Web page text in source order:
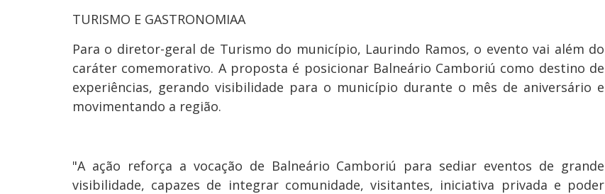
TURISMO E GASTRONOMIAA
Para o diretor-geral de Turismo do município, Laurindo Ramos, o evento vai além do
caráter comemorativo. A proposta é posicionar Balneário Camboriú como destino de
experiências, gerando visibilidade para o município durante o mês de aniversário e
movimentando a região.
"A ação reforça a vocação de Balneário Camboriú para sediar eventos de grande
visibilidade, capazes de integrar comunidade, visitantes, iniciativa privada e poder